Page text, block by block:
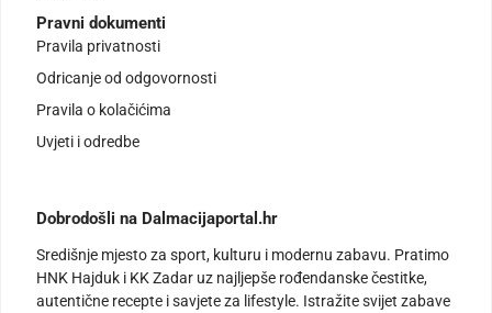
Pravni dokumenti
Pravila privatnosti
Odricanje od odgovornosti
Pravila o kolačićima
Uvjeti i odredbe
Dobrodošli na Dalmacijaportal.hr
Središnje mjesto za sport, kulturu i modernu zabavu. Pratimo
HNK Hajduk i KK Zadar uz najljepše rođendanske čestitke,
autentične recepte i savjete za lifestyle. Istražite svijet zabave